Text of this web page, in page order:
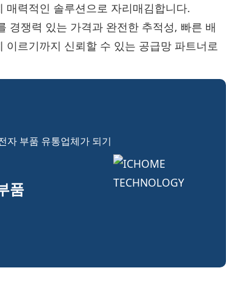
력적인 솔루션으로 자리매김합니다.
경쟁력 있는 가격과 완전한 추적성, 빠른 배
르기까지 신뢰할 수 있는 공급망 파트너로
자 부품 유통업체가 되기
품